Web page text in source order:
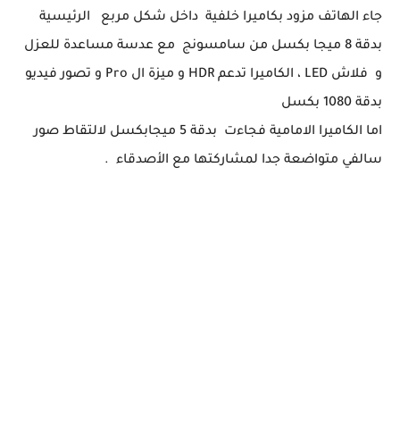
جاء الهاتف مزود بكاميرا خلفية داخل شكل مربع الرئيسية
بدقة 8 ميجا بكسل من سامسونج مع عدسة مساعدة للعزل
و فلاش LED ، الكاميرا تدعم HDR و ميزة ال Pro و تصور فيديو
بدقة 1080 بكسل
اما الكاميرا الامامية فجاءت بدقة 5 ميجابكسل لالتقاط صور
سالفي متواضعة جدا لمشاركتها مع الأصدقاء .